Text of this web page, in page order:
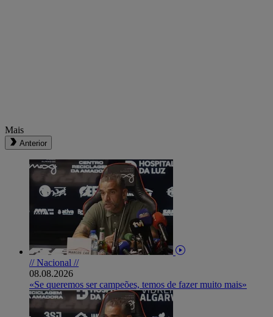
Mais
Anterior
// Nacional //
08.08.2026
«Se queremos ser campeões, temos de fazer muito mais»